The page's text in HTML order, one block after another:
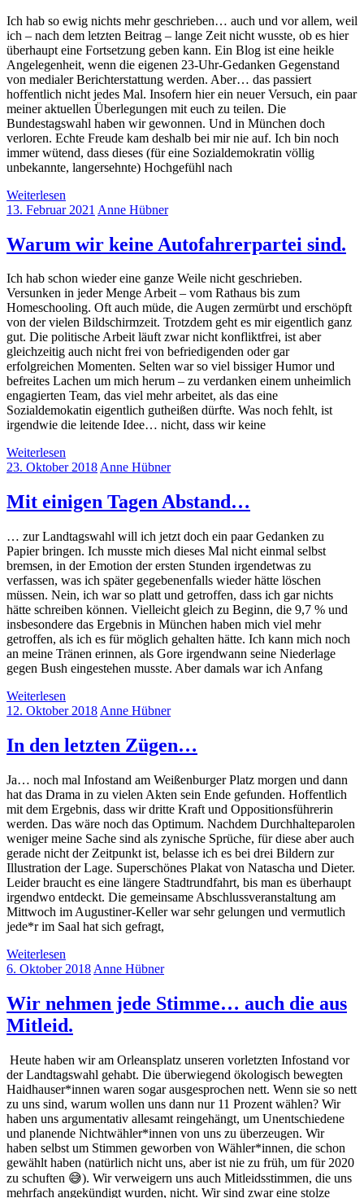
Ich hab so ewig nichts mehr geschrieben… auch und vor allem, weil
ich – nach dem letzten Beitrag – lange Zeit nicht wusste, ob es hier
überhaupt eine Fortsetzung geben kann. Ein Blog ist eine heikle
Angelegenheit, wenn die eigenen 23-Uhr-Gedanken Gegenstand
von medialer Berichterstattung werden. Aber… das passiert
hoffentlich nicht jedes Mal. Insofern hier ein neuer Versuch, ein paar
meiner aktuellen Überlegungen mit euch zu teilen. Die
Bundestagswahl haben wir gewonnen. Und in München doch
verloren. Echte Freude kam deshalb bei mir nie auf. Ich bin noch
immer wütend, dass dieses (für eine Sozialdemokratin völlig
unbekannte, langersehnte) Hochgefühl nach
Weiterlesen
13. Februar 2021 Anne Hübner
Warum wir keine Autofahrerpartei sind.
Ich hab schon wieder eine ganze Weile nicht geschrieben.
Versunken in jeder Menge Arbeit – vom Rathaus bis zum
Homeschooling. Oft auch müde, die Augen zermürbt und erschöpft
von der vielen Bildschirmzeit. Trotzdem geht es mir eigentlich ganz
gut. Die politische Arbeit läuft zwar nicht konfliktfrei, ist aber
gleichzeitig auch nicht frei von befriedigenden oder gar
erfolgreichen Momenten. Selten war so viel bissiger Humor und
befreites Lachen um mich herum – zu verdanken einem unheimlich
engagierten Team, das viel mehr arbeitet, als das eine
Sozialdemokatin eigentlich gutheißen dürfte. Was noch fehlt, ist
irgendwie die leitende Idee… nicht, dass wir keine
Weiterlesen
23. Oktober 2018Anne Hübner
Mit einigen Tagen Abstand…
… zur Landtagswahl will ich jetzt doch ein paar Gedanken zu
Papier bringen. Ich musste mich dieses Mal nicht einmal selbst
bremsen, in der Emotion der ersten Stunden irgendetwas zu
verfassen, was ich später gegebenenfalls wieder hätte löschen
müssen. Nein, ich war so platt und getroffen, dass ich gar nichts
hätte schreiben können. Vielleicht gleich zu Beginn, die 9,7 % und
insbesondere das Ergebnis in München haben mich viel mehr
getroffen, als ich es für möglich gehalten hätte. Ich kann mich noch
an meine Tränen erinnen, als Gore irgendwann seine Niederlage
gegen Bush eingestehen musste. Aber damals war ich Anfang
Weiterlesen
12. Oktober 2018 Anne Hübner
In den letzten Zügen…
Ja… noch mal Infostand am Weißenburger Platz morgen und dann
hat das Drama in zu vielen Akten sein Ende gefunden. Hoffentlich
mit dem Ergebnis, dass wir dritte Kraft und Oppositionsführerin
werden. Das wäre noch das Optimum. Nachdem Durchhalteparolen
weniger meine Sache sind als zynische Sprüche, für diese aber auch
gerade nicht der Zeitpunkt ist, belasse ich es bei drei Bildern zur
Illustration der Lage. Superschönes Plakat von Natascha und Dieter.
Leider braucht es eine längere Stadtrundfahrt, bis man es überhaupt
irgendwo entdeckt. Die gemeinsame Abschlussveranstaltung am
Mittwoch im Augustiner-Keller war sehr gelungen und vermutlich
jede*r im Saal hat sich gefragt,
Weiterlesen
6. Oktober 2018 Anne Hübner
Wir nehmen jede Stimme… auch die aus
Mitleid.
Heute haben wir am Orleansplatz unseren vorletzten Infostand vor
der Landtagswahl gehabt. Die überwiegend ökologisch bewegten
Haidhauser*innen waren sogar ausgesprochen nett. Wenn sie so nett
zu uns sind, warum wollen uns dann nur 11 Prozent wählen? Wir
haben uns argumentativ allesamt reingehängt, um Unentschiedene
und planende Nichtwähler*innen von uns zu überzeugen. Wir
haben selbst um Stimmen geworben von Wähler*innen, die schon
gewählt haben (natürlich nicht uns, aber ist nie zu früh, um für 2020
zu schuften 😅). Wir verweigern uns auch Mitleidsstimmen, die uns
mehrfach angekündigt wurden, nicht. Wir sind zwar eine stolze